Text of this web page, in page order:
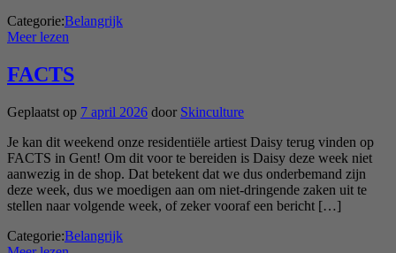
Categorie:Belangrijk
Meer lezen
FACTS
Geplaatst op 7 april 2026 door Skinculture
Je kan dit weekend onze residentiële artiest Daisy terug vinden op
FACTS in Gent! Om dit voor te bereiden is Daisy deze week niet
aanwezig in de shop. Dat betekent dat we dus onderbemand zijn
deze week, dus we moedigen aan om niet-dringende zaken uit te
stellen naar volgende week, of zeker vooraf een bericht […]
Categorie:Belangrijk